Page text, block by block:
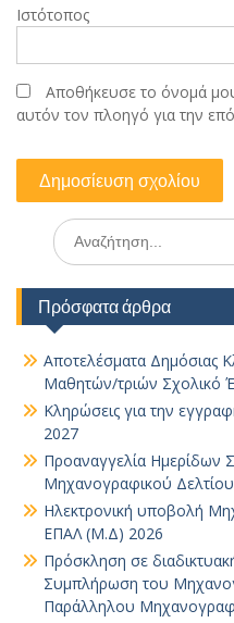
Ιστότοπος
Αποθήκευσε το όνομά
αυτόν τον πλοηγό για την
Search
for:
Πρόσφατα άρθρα
Αποτελέσματα Δημόσιας
Μαθητών/τριών Σχολικό
Κληρώσεις για την
2027
Προαναγγελία Ημερίδων
Μηχανογραφικού
Ηλεκτρονική υποβολή
ΕΠΑΛ (Μ.Δ) 2026
Πρόσκληση σε
Συμπλήρωση του
Παράλληλου